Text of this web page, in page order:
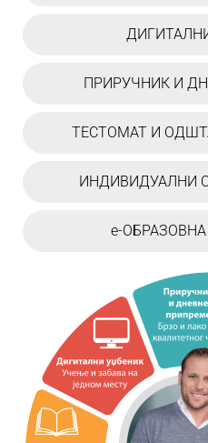
ПРИРУЧНИК И
ТЕСТОМАТ И
ИНДИВИДУАЛНИ
е-